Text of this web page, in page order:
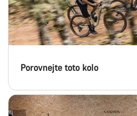
Porovnejte toto kolo